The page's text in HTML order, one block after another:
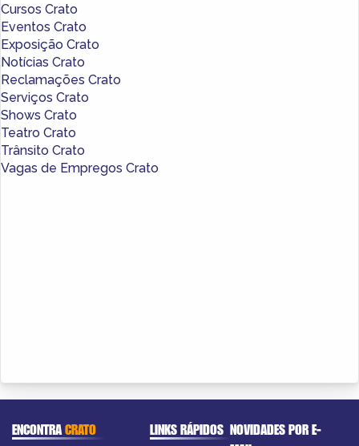
Cursos Crato
Eventos Crato
Exposição Crato
Notícias Crato
Reclamações Crato
Serviços Crato
Shows Crato
Teatro Crato
Trânsito Crato
Vagas de Empregos Crato
ENCONTRACRATO LINKS RÁPIDOS NOVIDADES POR E-